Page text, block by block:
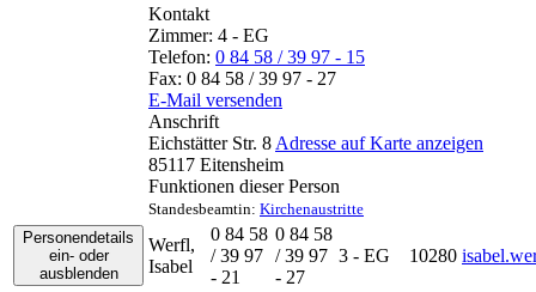
Kontakt
Zimmer: 4 - EG
Telefon: 0 84 58 / 39 97 - 15
Fax: 0 84 58 / 39 97 - 27
E-Mail versenden
Anschrift
Eichstätter Str. 8 Adresse auf Karte anzeigen
85117 Eitensheim
Funktionen dieser Person
Standesbeamtin: Kirchenaustritte
Personendetails
ein- oder
ausblenden
Werfl,
Isabel
0 84 58
/ 39 97
- 21
0 84 58
/ 39 97
- 27
3 - EG 10280